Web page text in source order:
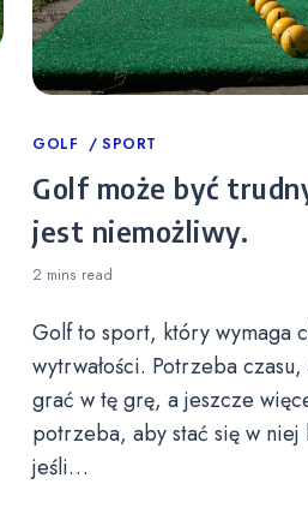
Categories
GOLF SPORT
Golf może być
jest niemożliwy.
2 mins read
Golf to sport, który wymaga
wytrwałości. Potrzeba
grać w tę grę, a jeszcze
potrzeba, aby stać się w niej
jeśli…